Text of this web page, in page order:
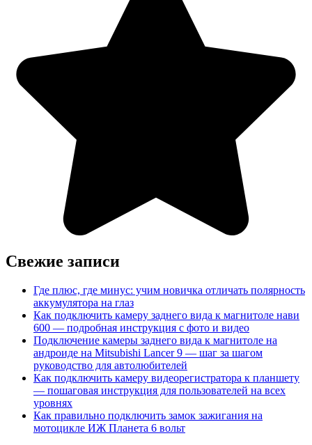
Свежие записи
Где плюс, где минус: учим новичка отличать полярность
аккумулятора на глаз
Как подключить камеру заднего вида к магнитоле нави
600 — подробная инструкция с фото и видео
Подключение камеры заднего вида к магнитоле на
андроиде на Mitsubishi Lancer 9 — шаг за шагом
руководство для автолюбителей
Как подключить камеру видеорегистратора к планшету
— пошаговая инструкция для пользователей на всех
уровнях
Как правильно подключить замок зажигания на
мотоцикле ИЖ Планета 6 вольт